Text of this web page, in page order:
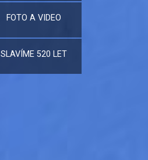
FOTO A VIDEO
SLAVÍME 520 LET